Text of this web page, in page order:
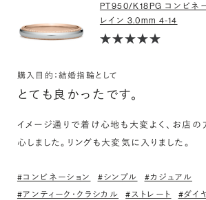
PT950/K18PG コンビネ
レイン 3.0mm 4-14
購入目的：結婚指輪として
とても良かったです。
イメージ通りで着け心地も大変よく、お店
心しました。リングも大変気に入りました。
#コンビネーション #シンプル
#カジュアル
#アンティーク・クラシカル
#ストレート
#ダイ